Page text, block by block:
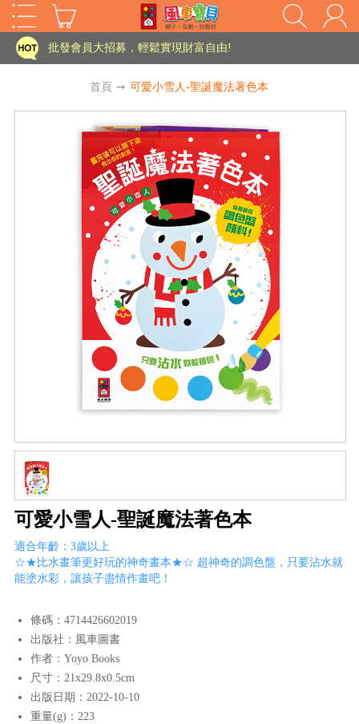
家長樂了!「風車書版集團暨FOOD超人企業總部」目前正興建中!
批發會員大招募，輕鬆實現財富自由!
老師您好!!幼教會員火熱招募中~
海外購物免煩惱！點我查看『海外購物流程說明』
批發會員大招募，輕鬆實現財富自由!
老師您好!!幼教會員火熱招募中~
海外購物免煩惱！點我查看『海外購物流程說明』
首頁 ➙ 可愛小雪人-聖誕魔法著色本
可愛小雪人-聖誕魔法著色本
適合年齡：3歲以上
☆★比水畫筆更好玩的神奇畫本★☆ 超神奇的調色盤，只要沾水就
能塗水彩，讓孩子盡情作畫吧！
條碼：4714426602019
出版社：風車圖書
作者：Yoyo Books
尺寸：21x29.8x0.5cm
出版日期：2022-10-10
重量(g)：223